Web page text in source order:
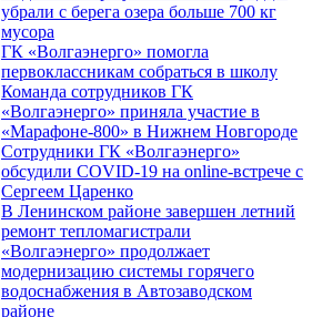
убрали с берега озера больше 700 кг
мусора
ГК «Волгаэнерго» помогла
первоклассникам собраться в школу
Команда сотрудников ГК
«Волгаэнерго» приняла участие в
«Марафоне-800» в Нижнем Новгороде
Сотрудники ГК «Волгаэнерго»
обсудили COVID-19 на online-встрече с
Сергеем Царенко
В Ленинском районе завершен летний
ремонт тепломагистрали
«Волгаэнерго» продолжает
модернизацию системы горячего
водоснабжения в Автозаводском
районе